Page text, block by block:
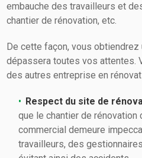
embauche des travailleurs et
chantier de rénovation, etc.
De cette façon, vous obtiendrez
dépassera toutes vos attentes.
des autres entreprise en
Respect du site de
que le chantier de rénovation
commercial demeure
travailleurs, des